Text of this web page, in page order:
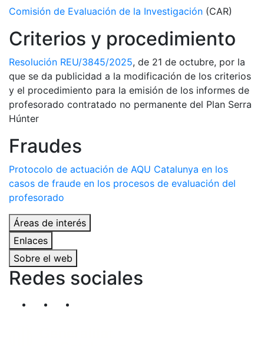
Comisión de Evaluación de la Investigación (CAR)
Criterios y procedimiento
Resolución REU/3845/2025, de 21 de octubre, por la
que se da publicidad a la modificación de los criterios
y el procedimiento para la emisión de los informes de
profesorado contratado no permanente del Plan Serra
Húnter
Fraudes
Protocolo de actuación de AQU Catalunya en los
casos de fraude en los procesos de evaluación del
profesorado
Áreas de interés
Enlaces
Sobre el web
Redes sociales
Segueix-nos al nostre canal de Twitter